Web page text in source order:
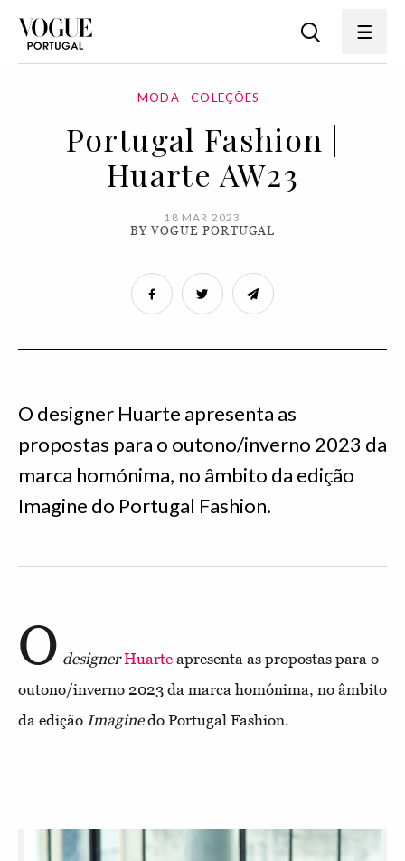
MODA COLEÇÕES
Portugal Fashion |
Huarte AW23
18 MAR 2023
BY VOGUE PORTUGAL
O designer Huarte apresenta as
propostas para o outono/inverno 2023 da
marca homónima, no âmbito da edição
Imagine do Portugal Fashion.
O designer Huarte apresenta as propostas para o
outono/inverno 2023 da marca homónima, no âmbito
da edição Imaginedo Portugal Fashion.